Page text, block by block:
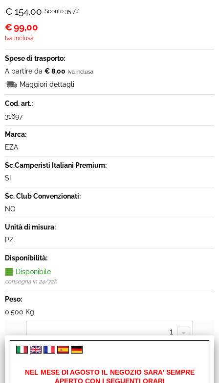
€ 154,00 Sconto 35.7%
€99,00
Iva inclusa
Spese di trasporto:
A partire da € 8,00 Iva inclusa
Maggiori dettagli
Cod. art.:
31697
Marca:
EZA
Sc.Camperisti Italiani Premium:
SI
Sc. Club Convenzionati:
NO
Unità di misura:
PZ
Disponibilità:
Disponibile
consegna in 24/72h
Peso:
0,500 Kg
NEL MESE DI AGOSTO IL NEGOZIO SARA' SEMPRE
APERTO CON I SEGUENTI ORARI